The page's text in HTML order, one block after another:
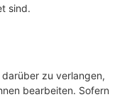
sind.
zu verlangen,
bearbeiten. Sofern